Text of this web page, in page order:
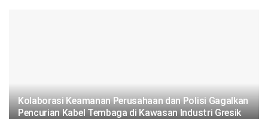
Kolaborasi Keamanan Perusahaan dan Polisi Gagalkan
Pencurian Kabel Tembaga di Kawasan Industri Gresik